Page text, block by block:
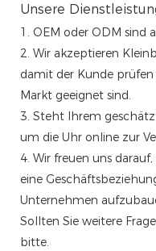
Unsere
1. OEM oder ODM sind
2. Wir akzeptieren
damit der Kunde
Markt geeignet sind.
3. Steht Ihrem
um die Uhr online zur
4. Wir freuen uns
eine
Unternehmen
Sollten Sie weitere
bitte.